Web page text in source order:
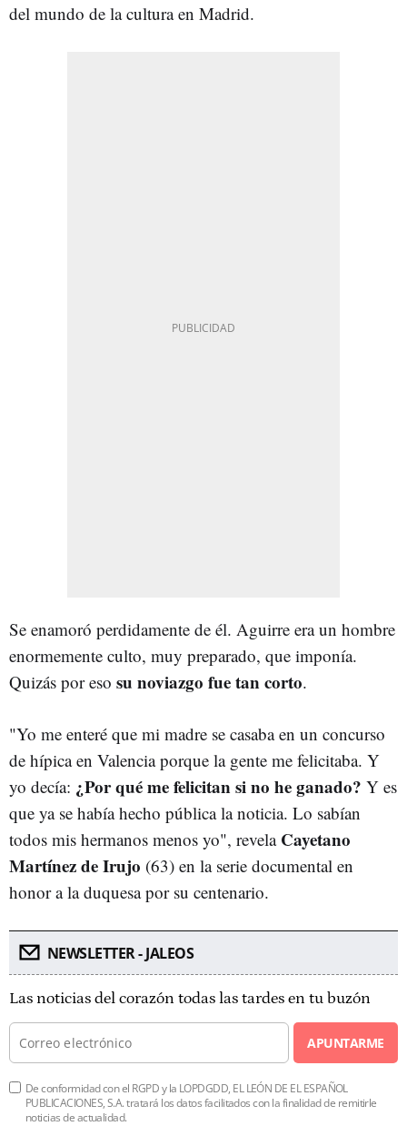
del mundo de la cultura en Madrid.
Se enamoró perdidamente de él. Aguirre era un hombre
enormemente culto, muy preparado, que imponía.
Quizás por eso su noviazgo fue tan corto.
"Yo me enteré que mi madre se casaba en un concurso
de hípica en Valencia porque la gente me felicitaba. Y
yo decía: ¿Por qué me felicitan si no he ganado? Y es
que ya se había hecho pública la noticia. Lo sabían
todos mis hermanos menos yo", revela Cayetano
Martínez de Irujo (63) en la serie documental en
honor a la duquesa por su centenario.
NEWSLETTER - JALEOS
Las noticias del corazón todas las tardes en tu buzón
APUNTARME
De conformidad con el RGPD y la LOPDGDD, EL LEÓN DE EL ESPAÑOL
PUBLICACIONES, S.A. tratará los datos facilitados con la finalidad de remitirle
noticias de actualidad.